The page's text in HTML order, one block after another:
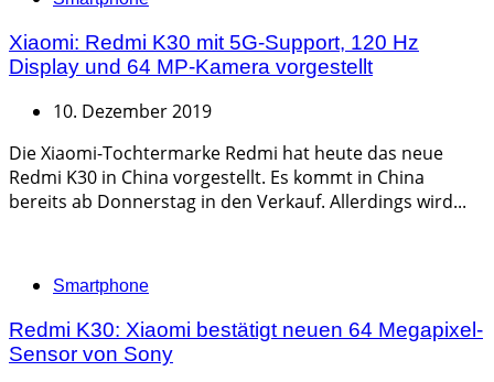
Xiaomi: Redmi K30 mit 5G-Support, 120 Hz
Display und 64 MP-Kamera vorgestellt
10. Dezember 2019
Die Xiaomi-Tochtermarke Redmi hat heute das neue
Redmi K30 in China vorgestellt. Es kommt in China
bereits ab Donnerstag in den Verkauf. Allerdings wird...
Categories
Smartphone
Redmi K30: Xiaomi bestätigt neuen 64 Megapixel-
Sensor von Sony